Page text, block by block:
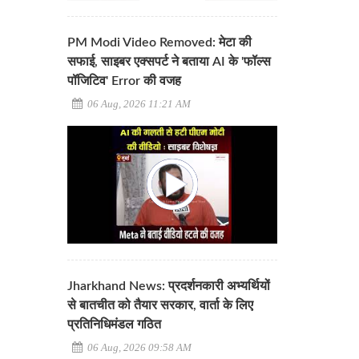
PM Modi Video Removed: मेटा की
सफाई, साइबर एक्सपर्ट ने बताया AI के 'फॉल्स
पॉजिटिव' Error की वजह
06 Aug, 2026 11:21 AM
Jharkhand News: प्रदर्शनकारी अभ्यर्थियों
से बातचीत को तैयार सरकार, वार्ता के लिए
प्रतिनिधिमंडल गठित
06 Aug, 2026 09:58 AM